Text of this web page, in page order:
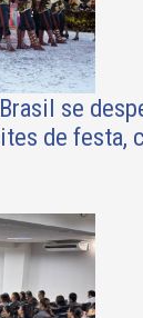
se
de festa,